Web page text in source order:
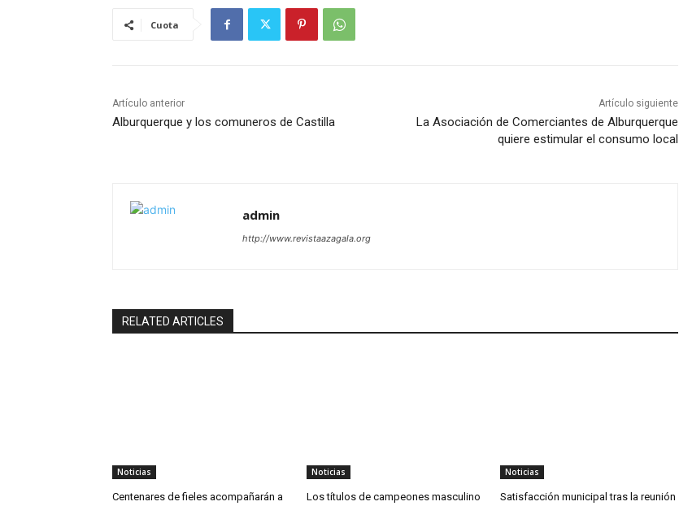
Cuota
Artículo anterior
Alburquerque y los comuneros de Castilla
Artículo siguiente
La Asociación de Comerciantes de Alburquerque
quiere estimular el consumo local
admin
http://www.revistaazagala.org
RELATED ARTICLES
Noticias
Centenares de fieles acompañarán a
Noticias
Los títulos de campeones masculino
Noticias
Satisfacción municipal tras la reunión